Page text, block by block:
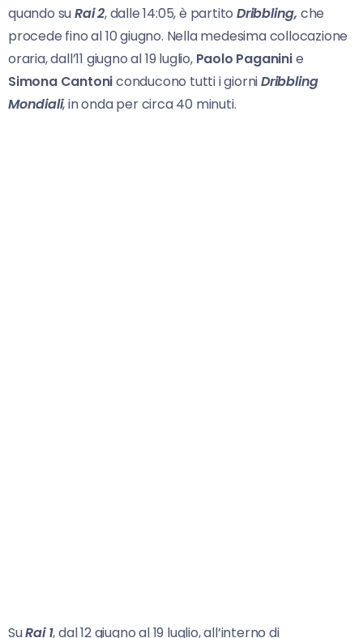
quando suRai 2, dalle 14:05, è partitoDribbling, che
procede fino al 10 giugno. Nella medesima collocazione
oraria, dall’11 giugno al 19 luglio, Paolo Paganinie
Simona Cantoniconducono tutti i giorniDribbling
Mondiali, in onda per circa 40 minuti.
SuRai 1, dal 12 giugno al 19 luglio, all’interno di